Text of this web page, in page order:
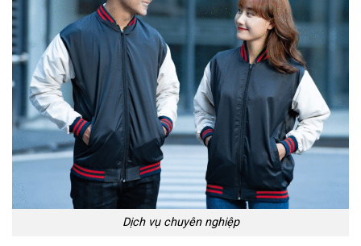
Dịch vụ chuyên nghiệp